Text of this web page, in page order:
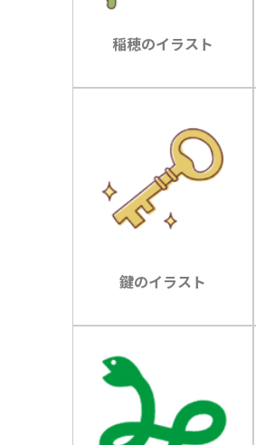
稲穂のイラスト
鍵のイラスト